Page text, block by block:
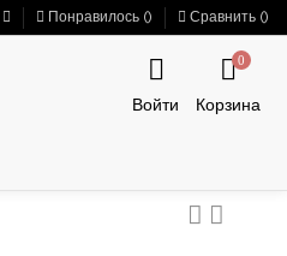
Понравилось () Сравнить ()
Войти
0
Корзина